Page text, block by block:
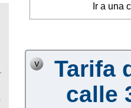
Ir a una
Tarifa
calle